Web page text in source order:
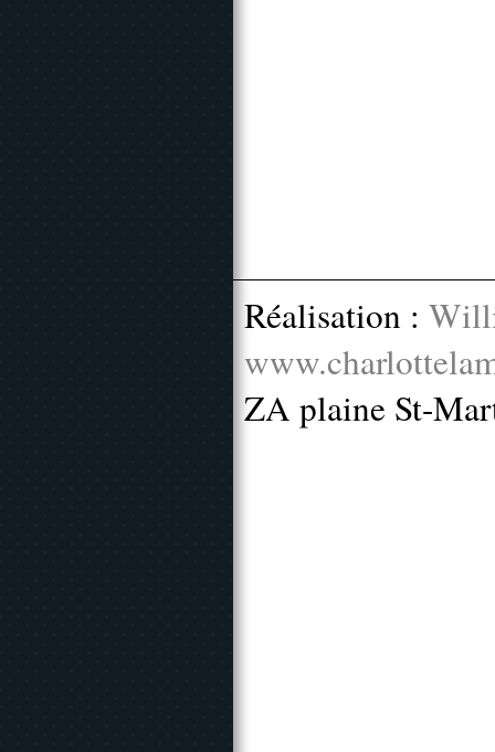
Réalisation :
ZA plaine St-